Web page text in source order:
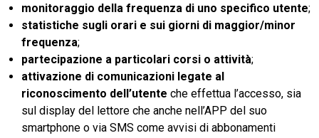
monitoraggio della frequenza di uno specifico utente;
statistiche sugli orari e sui giorni di maggior/minor
frequenza;
partecipazione a particolari corsi o attività;
attivazione di comunicazioni legate al
riconoscimento dell’utente che effettua l’accesso, sia
sul display del lettore che anche nell’APP del suo
smartphone o via SMS come avvisi di abbonamenti